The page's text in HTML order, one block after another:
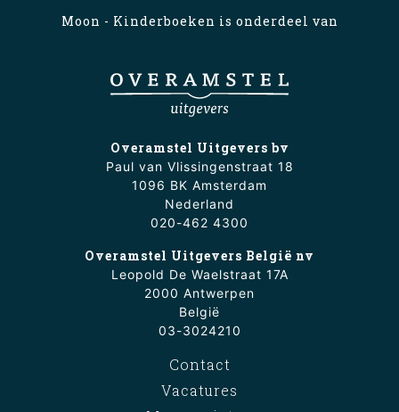
Moon - Kinderboeken is onderdeel van
Overamstel Uitgevers bv
Paul van Vlissingenstraat 18
1096 BK Amsterdam
Nederland
020-462 4300
Overamstel Uitgevers België nv
Leopold De Waelstraat 17A
2000 Antwerpen
België
03-3024210
Contact
Vacatures